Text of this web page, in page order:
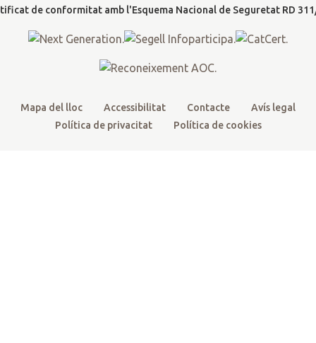
o
k
a
m
Mapa del lloc Accessibilitat Contacte
Avís legal
Política de privacitat
Política de cookies
t